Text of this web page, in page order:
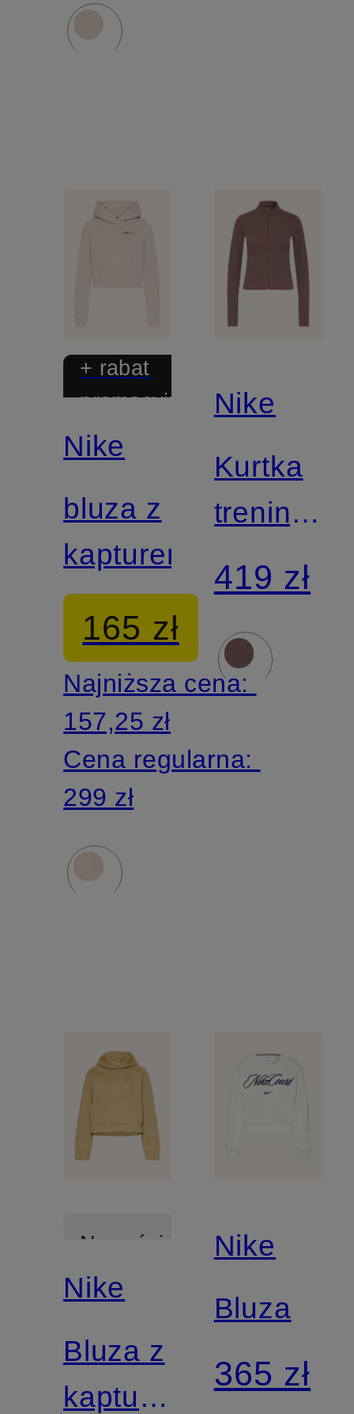
+ rabat
promocyjny
Nike
bluza z
kapturem
165 zł
Najniższa cena:
157,25 zł
Cena regularna:
299 zł
Nike
Kurtka
ZENVY
419 zł
Nowości
Nike
Bluza z
kapturem
Nike
Bluza
365 zł